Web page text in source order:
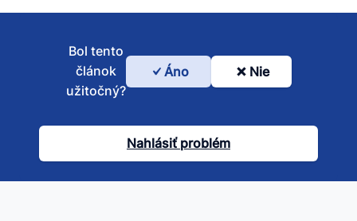
Bol
článok
užitočný?
Bol tento
článok
užitočný?
Áno Nie
Nahlásiť problém